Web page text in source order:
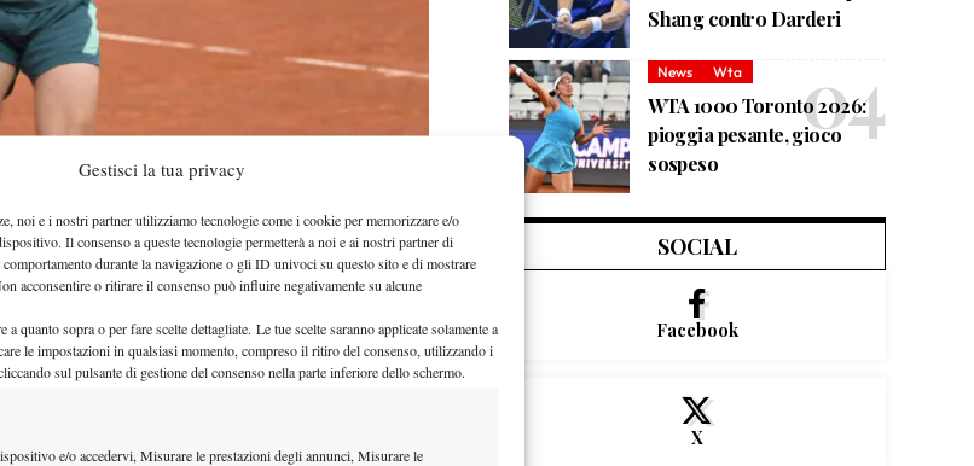
Gestisci la tua privacy
noi e i nostri partner utilizziamo tecnologie come i cookie per memorizzare e/o
Il consenso a queste tecnologie permetterà a noi e ai nostri partner di
durante la navigazione o gli ID univoci su questo sito e di mostrare
acconsentire o ritirare il consenso può influire negativamente su alcune
a quanto sopra o per fare scelte dettagliate. Le tue scelte saranno applicate solamente a
le impostazioni in qualsiasi momento, compreso il ritiro del consenso, utilizzando i
sul pulsante di gestione del consenso nella parte inferiore dello schermo.
e/o accedervi, Misurare le prestazioni degli annunci, Misurare le
Tomas Martin Etcheverry, valido per
Lo statunitense e l’argentino si sono
del secondo set sul punteggio di 6-
e ha avuto due match point sul
essere spostato sul Centrale, dotato
e Altmaier.
Shang contro Darderi
News Wta
WTA 1000 Toronto 2026:
pioggia pesante, gioco
sospeso
SOCIAL
Facebook
X